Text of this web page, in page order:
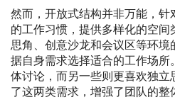
然而，开放式结构并非万能，针
的工作习惯，提供多样化的空
思角、创意沙龙和会议区等环
据自身需求选择适合的工作场
体讨论，而另一些则更喜欢独立
了这两类需求，增强了团队的整